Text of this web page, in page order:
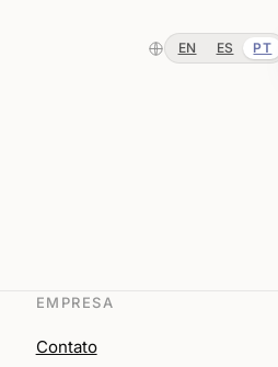
EN ES PT
EMPRESA
Contato